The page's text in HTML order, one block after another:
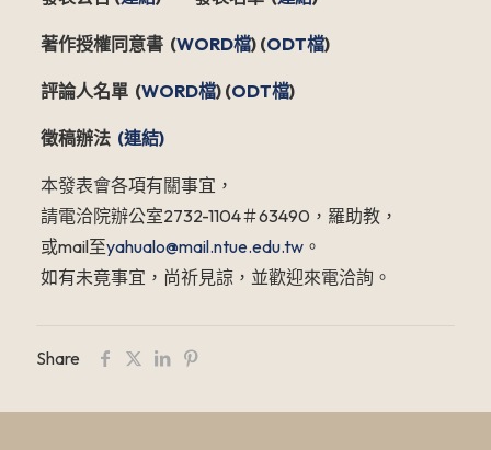
著作授權同意書 (WORD檔) (ODT檔)
評論人名單 (WORD檔) (ODT檔)
徵稿辦法 (連結)
本發表會各項有關事宜，
請電洽院辦公室2732-1104＃63490，羅助教，
或mail至yahualo@mail.ntue.edu.tw。
如有未竟事宜，尚祈見諒，並歡迎來電洽詢。
Share